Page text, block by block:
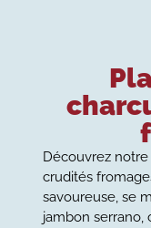
Découvrez
crudités
savoureuse, se
jambon serrano,